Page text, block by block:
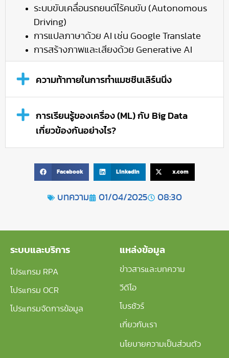
ระบบขับเคลื่อนรถยนต์ไร้คนขับ (Autonomous
Driving)
การแปลภาษาด้วย AI เช่น Google Translate
การสร้างภาพและเสียงด้วย Generative AI
ความท้าทายในการทำแมชชีนเลิร์นนิ่ง
การเรียนรู้ของเครื่อง (ML) กับ Big Data
เกี่ยวข้องกันอย่างไร?
Facebook LinkedIn x.com
บทความ 01/04/2025 08:30
ระบบและบริการ
โปรแกรม RPA
โปรแกรม OCR
โปรแกรมจัดการข้อมูล
แหล่งข้อมูล
ข่าวสารและบทความ
วีดีโอ
โบรชัวร์
เกี่ยวกับเรา
นโยบายความเป็นส่วนตัว